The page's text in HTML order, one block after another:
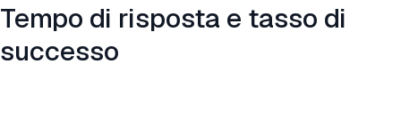
Tempo di risposta e tasso di
successo